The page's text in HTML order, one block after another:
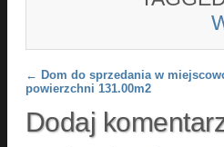
Post navigation
← Dom do sprzedania w
powierzchni 131.00m2
Dodaj